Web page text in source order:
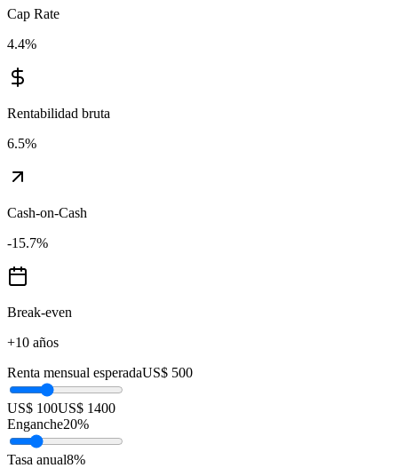
Cap Rate
4.4%
Rentabilidad bruta
6.5%
Cash-on-Cash
-15.7%
Break-even
+10 años
Renta mensual esperadaUS$ 500
US$ 100US$ 1400
Enganche20%
Tasa anual8%